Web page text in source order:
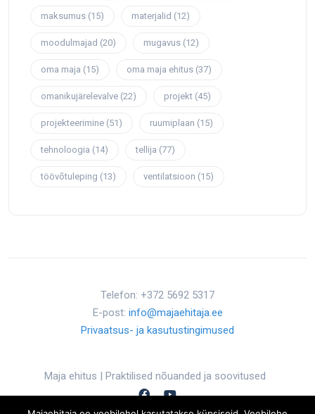
maksumus (15) materjalid (12)
moodulmajad (20) mugavus (12)
oma maja (15) oma maja ehitus (37)
omanikujärelevalve (22) projekt (45)
projekteerimine (51) ruumiplaan (15)
tehnoloogia (14) tellija (77)
töövõtuleping (13) ventilatsioon (15)
Telefon: +372 5692 5317
E-post: info@majaehitaja.ee
Privaatsus- ja kasutustingimused
Maja ehitus | Praktilised nõuanded ja soovitused